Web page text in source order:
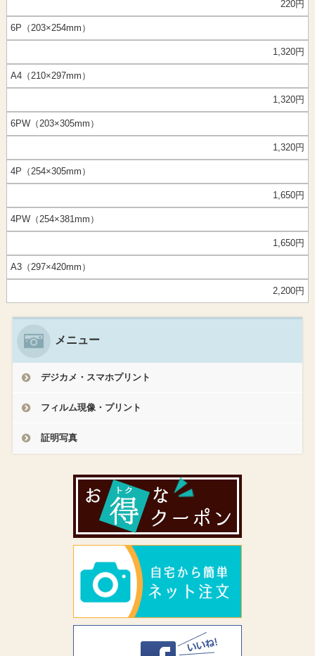
220円
6P（203×254mm）
1,320円
A4（210×297mm）
1,320円
6PW（203×305mm）
1,320円
4P（254×305mm）
1,650円
4PW（254×381mm）
1,650円
A3（297×420mm）
2,200円
メニュー
デジカメ・スマホプリント
フィルム現像・プリント
証明写真